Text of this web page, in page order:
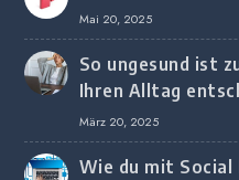
Mai 20, 2025
So ungesund ist
Ihren Alltag
März 20, 2025
Wie du mit Social